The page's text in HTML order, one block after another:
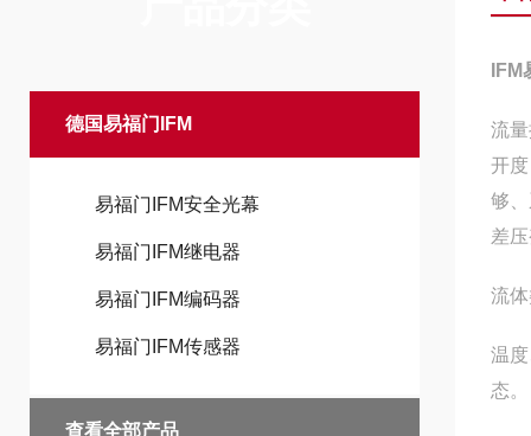
德国易福门IFM
易福门IFM安全光幕
易福门IFM继电器
易福门IFM编码器
易福门IFM传感器
查看全部产品
流
开
够
差
流
温
态。